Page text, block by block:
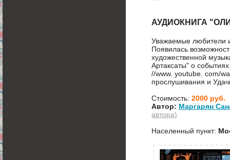
АУДИОКНИГА
Уважаемые любители
Появилась
художественной
Артаксаты" о
//www. youtube. com/
прослушивания и
Стоимость: 2000 руб.
Автор: Маргарян
автора)
Населенный пункт: